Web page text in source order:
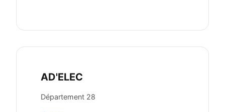
AD'ELEC
Département 28